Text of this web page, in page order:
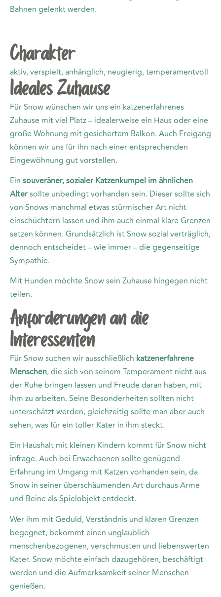
Bahnen gelenkt werden.
Charakter
aktiv, verspielt, anhänglich, neugierig, temperamentvoll
Ideales Zuhause
Für Snow wünschen wir uns ein katzenerfahrenes
Zuhause mit viel Platz – idealerweise ein Haus oder eine
große Wohnung mit gesichertem Balkon. Auch Freigang
können wir uns für ihn nach einer entsprechenden
Eingewöhnung gut vorstellen.
Ein souveräner, sozialer Katzenkumpel im ähnlichen
Altersollte unbedingt vorhanden sein. Dieser sollte sich
von Snows manchmal etwas stürmischer Art nicht
einschüchtern lassen und ihm auch einmal klare Grenzen
setzen können. Grundsätzlich ist Snow sozial verträglich,
dennoch entscheidet – wie immer – die gegenseitige
Sympathie.
Mit Hunden möchte Snow sein Zuhause hingegen nicht
teilen.
Anforderungen an die
Interessenten
Für Snow suchen wir ausschließlich katzenerfahrene
Menschen, die sich von seinem Temperament nicht aus
der Ruhe bringen lassen und Freude daran haben, mit
ihm zu arbeiten. Seine Besonderheiten sollten nicht
unterschätzt werden, gleichzeitig sollte man aber auch
sehen, was für ein toller Kater in ihm steckt.
Ein Haushalt mit kleinen Kindern kommt für Snow nicht
infrage. Auch bei Erwachsenen sollte genügend
Erfahrung im Umgang mit Katzen vorhanden sein, da
Snow in seiner überschäumenden Art durchaus Arme
und Beine als Spielobjekt entdeckt.
Wer ihm mit Geduld, Verständnis und klaren Grenzen
begegnet, bekommt einen unglaublich
menschenbezogenen, verschmusten und liebenswerten
Kater. Snow möchte einfach dazugehören, beschäftigt
werden und die Aufmerksamkeit seiner Menschen
genießen.